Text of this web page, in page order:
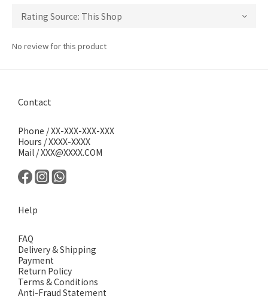
No review for this product
Contact
Phone / XX-XXX-XXX-XXX
Hours / XXXX-XXXX
Mail / XXX@XXXX.COM
Help
FAQ
Delivery & Shipping
Payment
Return Policy
Terms & Conditions
Anti-Fraud Statement